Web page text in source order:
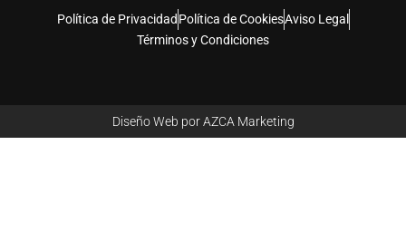
e
b
o
t
a
g
t
u
b
Política de PrivacidadPolítica de CookiesAviso Legal
Términos y Condiciones
Diseño Web por AZCA Marketing